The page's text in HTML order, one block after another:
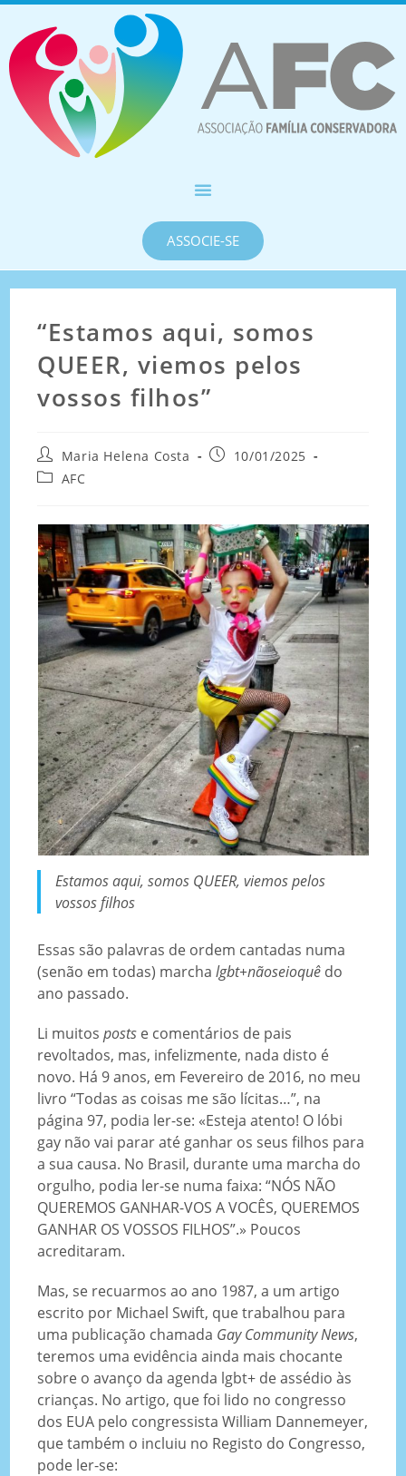
ASSOCIE-SE
“Estamos aqui, somos
QUEER, viemos pelos
vossos filhos”
Maria Helena Costa
10/01/2025
AFC
Estamos aqui, somos QUEER, viemos pelos
vossos filhos
Essas são palavras de ordem cantadas numa
(senão em todas) marchalgbt+nãoseioquê do
ano passado.
Li muitosposts e comentários de pais
revoltados, mas, infelizmente, nada disto é
novo. Há 9 anos, em Fevereiro de 2016, no meu
livro “Todas as coisas me são lícitas…”, na
página 97, podia ler-se: «Esteja atento! O lóbi
gay não vai parar até ganhar os seus filhos para
a sua causa. No Brasil, durante uma marcha do
orgulho, podia ler-se numa faixa: “NÓS NÃO
QUEREMOS GANHAR-VOS A VOCÊS, QUEREMOS
GANHAR OS VOSSOS FILHOS”.» Poucos
acreditaram.
Mas, se recuarmos ao ano 1987, a um artigo
escrito por Michael Swift, que trabalhou para
uma publicação chamada Gay Community News,
teremos uma evidência ainda mais chocante
sobre o avanço da agenda lgbt+ de assédio às
crianças. No artigo, que foi lido no congresso
dos EUA pelo congressista William Dannemeyer,
que também o incluiu no Registo do Congresso,
pode ler-se: